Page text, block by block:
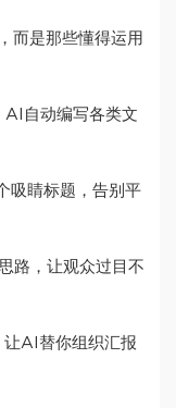
而是那些懂得运用
自动编写各类文
吸睛标题，告别平
路，让观众过目不
AI替你组织汇报